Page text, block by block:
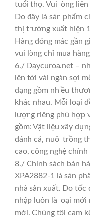
tuổi thọ. Vui lòng
Do đây là sản phẩm
thị trường xuất hiện 1
Hàng đóng mác gần
vui lòng chỉ mua
6./ Daycuroa.net –
lên tới vài ngàn sợi
dạng gồm nhiều
khác nhau. Mỗi loại
lượng riêng phù hợp
gồm: Vật liệu xây
đánh cá, nuôi trồng
cao, công nghệ chính
8./ Chính sách bán
XPA2882-1 là sản
nhà sản xuất. Do tốc
nhập luôn là loại mới
mới. Chúng tôi cam